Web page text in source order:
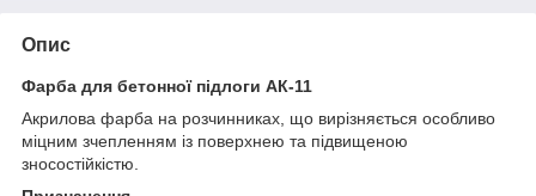
Опис
Фарба для бетонної підлоги АК-11
Акрилова фарба на розчинниках, що вирізняється особливо
міцним зчепленням із поверхнею та підвищеною
зносостійкістю.